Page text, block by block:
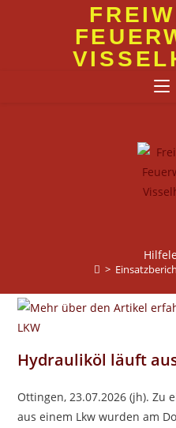
>
Hydrauliköl läuft
Ottingen, 23.07.2026 (jh). Zu
aus einem Lkw wurden am